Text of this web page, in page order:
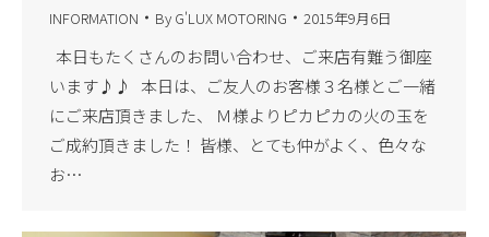
INFORMATION By G'LUX MOTORING 2015年9月6日
本日もたくさんのお問い合わせ、ご来店有難う御座
います♪♪ 本日は、ご友人のお客様３名様とご一緒
にご来店頂きました、 Ｍ様よりピカピカの火の玉を
ご成約頂きました！ 皆様、とても仲がよく、色々な
お…